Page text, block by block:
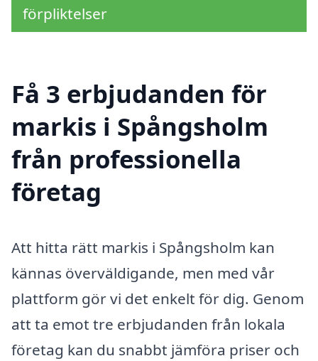
förpliktelser
Få 3 erbjudanden för
markis i Spångsholm
från professionella
företag
Att hitta rätt markis i Spångsholm kan
kännas överväldigande, men med vår
plattform gör vi det enkelt för dig. Genom
att ta emot tre erbjudanden från lokala
företag kan du snabbt jämföra priser och